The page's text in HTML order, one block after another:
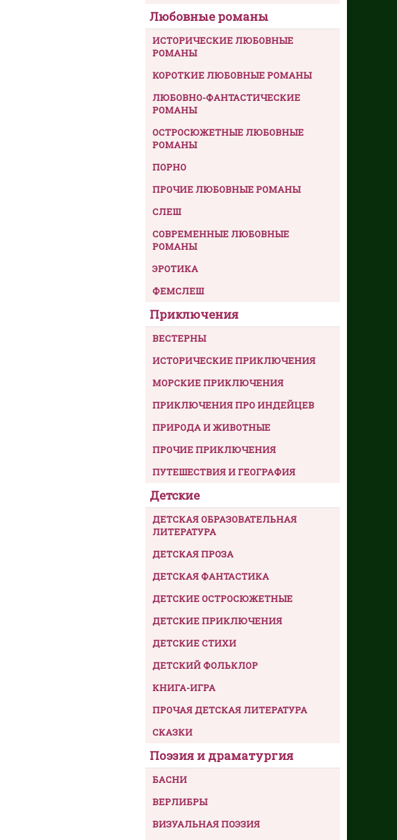
Любовные романы
ИСТОРИЧЕСКИЕ ЛЮБОВНЫЕ
РОМАНЫ
КОРОТКИЕ ЛЮБОВНЫЕ РОМАНЫ
ЛЮБОВНО-ФАНТАСТИЧЕСКИЕ
РОМАНЫ
ОСТРОСЮЖЕТНЫЕ ЛЮБОВНЫЕ
РОМАНЫ
ПОРНО
ПРОЧИЕ ЛЮБОВНЫЕ РОМАНЫ
СЛЕШ
СОВРЕМЕННЫЕ ЛЮБОВНЫЕ
РОМАНЫ
ЭРОТИКА
ФЕМСЛЕШ
Приключения
ВЕСТЕРНЫ
ИСТОРИЧЕСКИЕ ПРИКЛЮЧЕНИЯ
МОРСКИЕ ПРИКЛЮЧЕНИЯ
ПРИКЛЮЧЕНИЯ ПРО ИНДЕЙЦЕВ
ПРИРОДА И ЖИВОТНЫЕ
ПРОЧИЕ ПРИКЛЮЧЕНИЯ
ПУТЕШЕСТВИЯ И ГЕОГРАФИЯ
Детские
ДЕТСКАЯ ОБРАЗОВАТЕЛЬНАЯ
ЛИТЕРАТУРА
ДЕТСКАЯ ПРОЗА
ДЕТСКАЯ ФАНТАСТИКА
ДЕТСКИЕ ОСТРОСЮЖЕТНЫЕ
ДЕТСКИЕ ПРИКЛЮЧЕНИЯ
ДЕТСКИЕ СТИХИ
ДЕТСКИЙ ФОЛЬКЛОР
КНИГА-ИГРА
ПРОЧАЯ ДЕТСКАЯ ЛИТЕРАТУРА
СКАЗКИ
Поэзия и драматургия
БАСНИ
ВЕРЛИБРЫ
ВИЗУАЛЬНАЯ ПОЭЗИЯ